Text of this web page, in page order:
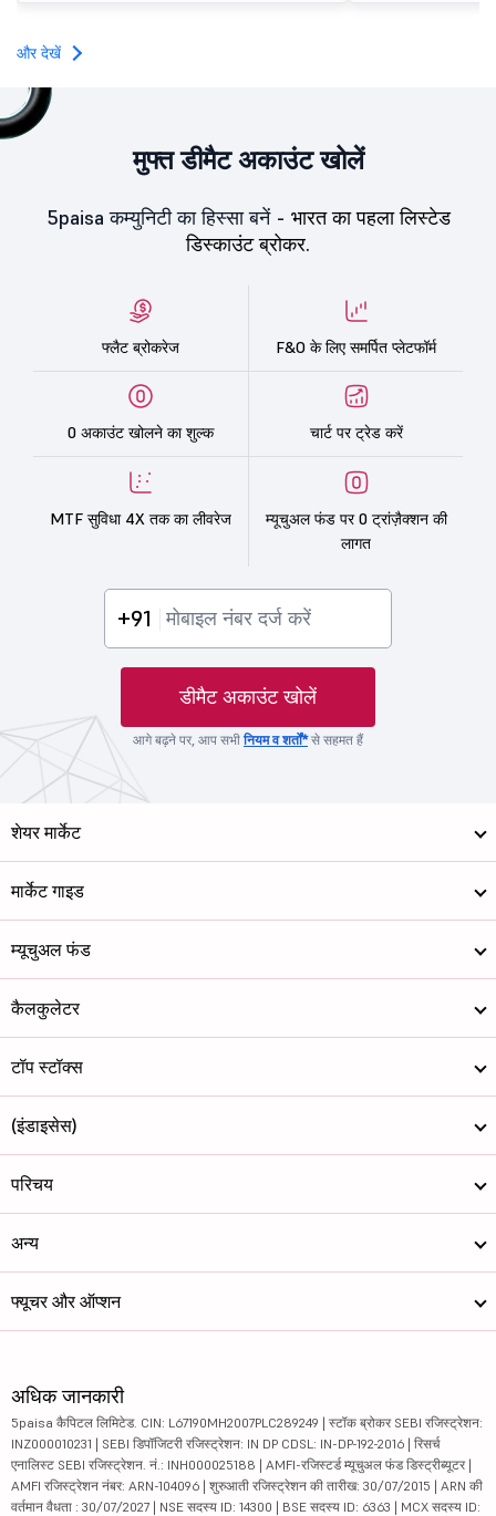
investors, reflecting
और देखें
मुफ्त डीमैट अकाउंट खोलें
5paisa कम्युनिटी का हिस्सा बनें - भारत का पहला लिस्टेड
डिस्काउंट ब्रोकर.
फ्लैट ब्रोकरेज F&O के लिए समर्पित प्लेटफॉर्म
0 अकाउंट खोलने का शुल्क चार्ट पर ट्रेड करें
MTF सुविधा 4X तक का लीवरेज
म्यूचुअल फंड पर 0 ट्रांज़ैक्शन की
लागत
+91
डीमैट अकाउंट खोलें
आगे बढ़ने पर, आप सभीनियम व शर्तों*से सहमत हैं
शेयर मार्केट
मार्केट गाइड
म्यूचुअल फंड
कैलकुलेटर
टॉप स्टॉक्स
(इंडाइसेस)
परिचय
अन्य
फ्यूचर और ऑप्शन
अधिक जानकारी
5paisa कैपिटल लिमिटेड. CIN: L67190MH2007PLC289249 | स्टॉक ब्रोकर SEBI रजिस्ट्रेशन:
INZ000010231 | SEBI डिपॉजिटरी रजिस्ट्रेशन: IN DP CDSL: IN-DP-192-2016 | रिसर्च
एनालिस्ट SEBI रजिस्ट्रेशन. नं.: INH000025188 | AMFI-रजिस्टर्ड म्यूचुअल फंड डिस्ट्रीब्यूटर |
AMFI रजिस्ट्रेशन नंबर: ARN-104096 | शुरुआती रजिस्ट्रेशन की तारीख: 30/07/2015 | ARN की
वर्तमान वैधता : 30/07/2027 | NSE सदस्य ID: 14300 | BSE सदस्य ID: 6363 | MCX सदस्य ID: